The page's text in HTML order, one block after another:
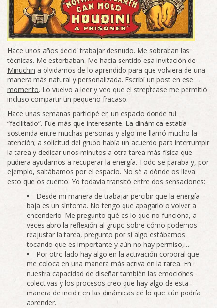
Hace unos años decidí trabajar desnudo. Me sobraban las
técnicas. Me estorbaban. Me hacía sentido esa invitación de
Minuchin a olvidarnos de lo aprendido para que volviera de una
manera más natural y personalizada. Escribí un post en ese
momento. Lo vuelvo a leer y veo que el streptease me permitió
incluso compartir un pequeño fracaso.
Hace unas semanas participé en un espacio donde fui
“facilitado”. Fue más que interesante. La dinámica estaba
sostenida entre muchas personas y algo me llamó mucho la
atención; a solicitud del grupo había un acuerdo para interrumpir
la tarea y dedicar unos minutos a otra tarea más física que
pudiera ayudarnos a recuperar la energía. Todo se paraba y, por
ejemplo, saltábamos por el espacio. No sé a dónde os lleva
esto que os cuento. Yo todavía transitó entre dos sensaciones:
Desde mi manera de trabajar percibir que la energía
baja es un síntoma. No tengo que apagarlo o volver a
encenderlo. Me pregunto qué es lo que no funciona, a
veces abro la reflexión al grupo sobre cómo podemos
reajustar la tarea, pregunto por si algo estábamos
tocando que es importante y aún no hay permiso,…
Por otro lado hay algo en la activación corporal que
me coloca en una manera más activa en la tarea. En
nuestra capacidad de diseñar también las emociones
colectivas y los procesos creo que hay algo de esta
manera de incidir en las dinámicas de lo que aún podría
aprender.